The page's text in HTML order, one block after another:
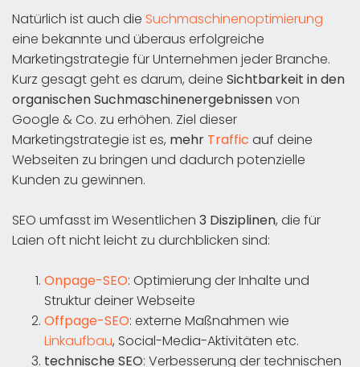
Natürlich ist auch die Suchmaschinenoptimierung
eine bekannte und überaus erfolgreiche
Marketingstrategie für Unternehmen jeder Branche.
Kurz gesagt geht es darum, deine Sichtbarkeit in den
organischen Suchmaschinenergebnissenvon
Google & Co. zu erhöhen. Ziel dieser
Marketingstrategie ist es, mehr Traffic auf deine
Webseiten zu bringen und dadurch potenzielle
Kunden zu gewinnen.
SEO umfasst im Wesentlichen 3 Disziplinen, die für
Laien oft nicht leicht zu durchblicken sind:
Onpage-SEO: Optimierung der Inhalte und
Struktur deiner Webseite
Offpage-SEO: externe Maßnahmen wie
Linkaufbau, Social-Media-Aktivitäten etc.
technische SEO: Verbesserung der technischen